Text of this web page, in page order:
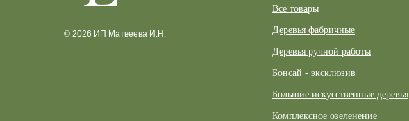
© 2026 ИП Матвеева И.Н.
Все товары
Деревья фабричные
Деревья ручной работы
Бонсай - эксклюзив
Большие искусственные деревья
Комплексное озеленение